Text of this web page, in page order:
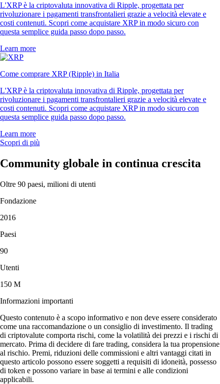
L'XRP è la criptovaluta innovativa di Ripple, progettata per
rivoluzionare i pagamenti transfrontalieri grazie a velocità elevate e
costi contenuti. Scopri come acquistare XRP in modo sicuro con
questa semplice guida passo dopo passo.
Learn more
Come comprare XRP (Ripple) in Italia
L'XRP è la criptovaluta innovativa di Ripple, progettata per
rivoluzionare i pagamenti transfrontalieri grazie a velocità elevate e
costi contenuti. Scopri come acquistare XRP in modo sicuro con
questa semplice guida passo dopo passo.
Learn more
Scopri di più
Community globale in continua crescita
Oltre 90 paesi, milioni di utenti
Fondazione
2016
Paesi
90
Utenti
150 M
Informazioni importanti
Questo contenuto è a scopo informativo e non deve essere considerato
come una raccomandazione o un consiglio di investimento. Il trading
di criptovalute comporta rischi, come la volatilità dei prezzi e i rischi di
mercato. Prima di decidere di fare trading, considera la tua propensione
al rischio. Premi, riduzioni delle commissioni e altri vantaggi citati in
questo articolo possono essere soggetti a requisiti di idoneità, possesso
di token e possono variare in base ai termini e alle condizioni
applicabili.